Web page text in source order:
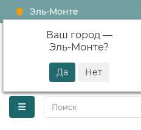
Эль-Монте
Ваш город —
Эль-Монте?